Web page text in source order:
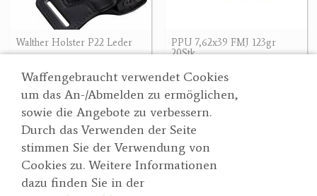
Waffengebraucht verwendet Cookies
um das An-/Abmelden zu ermöglichen,
sowie die Angebote zu verbessern.
Durch das Verwenden der Seite
stimmen Sie der Verwendung von
Cookies zu. Weitere Informationen
dazu finden Sie in der
Walther Holster P22 Leder
PPU 7,62x39 FMJ 123gr
20Stk
Suche
Partner
AGBs
Datenschutzerklärung
Wertgarner 1820
Jagd & SporthandelsgmbH
Dr. Karl-Renner-Straße 48